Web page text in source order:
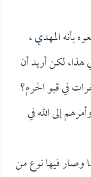
بأنهالمهدي،
هذا، لكن أريد أن
في قبو الحرم؟
إلى الله في
وصار فيها نوع من